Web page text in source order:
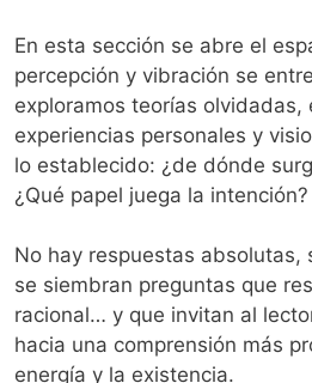
En esta sección se abre el
percepción y vibración se
exploramos teorías olvidadas,
experiencias personales y
lo establecido: ¿de dónde
¿Qué papel juega la
No hay respuestas absolutas,
se siembran preguntas que
racional… y que invitan al
hacia una comprensión más
energía y la existencia.